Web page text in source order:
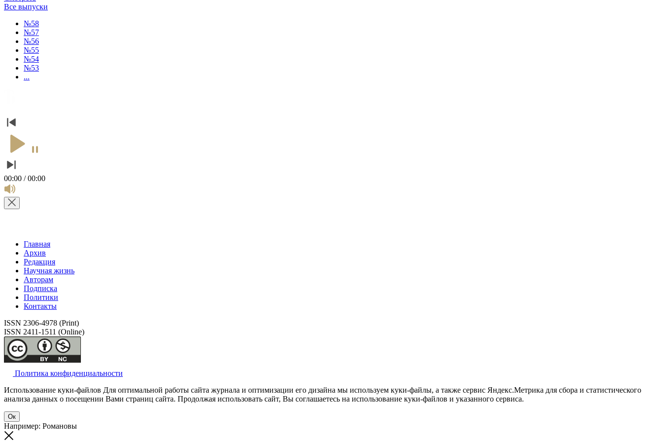
Все выпуски
№58
№57
№56
№55
№54
№53
...
00:00 / 00:00
Главная
Архив
Редакция
Научная жизнь
Авторам
Подписка
Политики
Контакты
ISSN 2306-4978 (Print)
ISSN 2411-1511 (Online)
Политика конфиденциальности
Использование куки-файлов Для оптимальной работы сайта журнала и оптимизации его дизайна мы используем куки-файлы, а также сервис Яндекс.Метрика для сбора и статистического
анализа данных о посещении Вами страниц сайта. Продолжая использовать сайт, Вы соглашаетесь на использование куки-файлов и указанного сервиса.
Ок
Например: Романовы